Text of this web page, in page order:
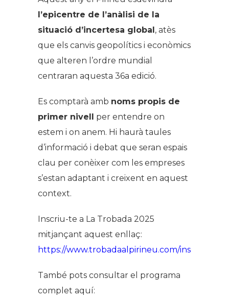
l’epicentre de l’anàlisi de la
situació d’incertesa global, atès
que els canvis geopolítics i econòmics
que alteren l’ordre mundial
centraran aquesta 36a edició.
Es comptarà amb noms propis de
primer nivell per entendre on
estem i on anem. Hi haurà taules
d’informació i debat que seran espais
clau per conèixer com les empreses
s’estan adaptant i creixent en aquest
context.
Inscriu-te a La Trobada 2025
mitjançant aquest enllaç:
https://www.trobadaalpirineu.com/
També pots consultar el programa
complet aquí: